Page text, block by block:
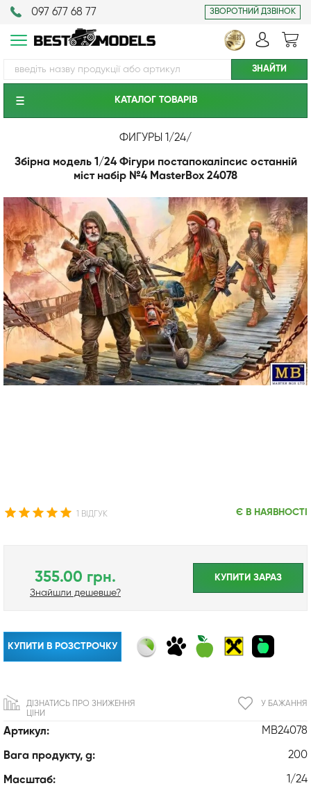
097 677 68 77 ЗВОРОТНИЙ ДЗВІНОК
КАТАЛОГ ТОВАРIВ
ФИГУРЫ 1/24/
Збірна модель 1/24 Фігури постапокаліпсис останній
міст набір №4 MasterBox 24078
1 ВІДГУК Є В НАЯВНОСТІ
Артикул: MB24078
Вага продукту, g: 200
Масштаб: 1/24
355.00 грн.
Знайшли дешевше?
КУПИТИ ЗАРАЗ
КУПИТИ В РОЗСТРОЧКУ
У БАЖАННЯ
ДІЗНАТИСЬ ПРО ЗНИЖЕННЯ
ЦІНИ